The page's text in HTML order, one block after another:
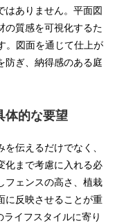
はありません。平面図
の質感を可視化するた
。図面を通じて仕上が
防ぎ、納得感のある庭
体的な要望
伝えるだけでなく、
化まで考慮に入れる必
フェンスの高さ、植栽
に反映させることが重
イフスタイルに寄り